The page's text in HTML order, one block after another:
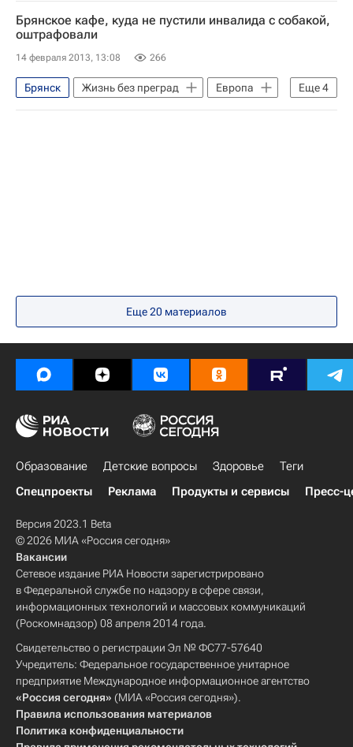
Орел
Центральный ФО
Брянская область
Орловская область
Весь мир
Европа
Анатолий Чубайс
Владимир Путин
Роснано
Брянское кафе, куда не пустили инвалида с собакой,
оштрафовали
14 февраля 2013, 13:08 266
Еще4
Брянск Жизнь без преград
Европа
Центральный ФО
Брянская область
Еще20 материалов
Образование Детские вопросы Здоровье
Теги
Спецпроекты
Реклама Продукты и сервисы Пресс-
Версия 2023.1 Beta
© 2026 МИА «Россия сегодня»
Вакансии
Сетевое издание РИА Новости зарегистрировано
в Федеральной службе по надзору в сфере связи,
информационных технологий и массовых коммуникаций
(Роскомнадзор) 08 апреля 2014 года.
Свидетельство о регистрации Эл № ФС77-57640
Учредитель: Федеральное государственное унитарное
предприятие Международное информационное агентство
«Россия сегодня» (МИА «Россия сегодня»).
Правила использования материалов
Политика конфиденциальности